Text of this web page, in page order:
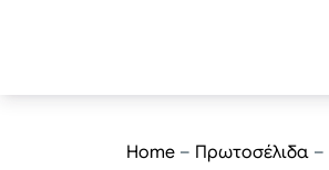
Home – Πρωτοσέλιδα –